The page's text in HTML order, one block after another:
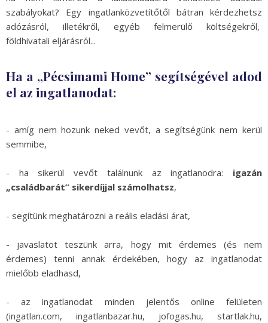
szabályokat? Egy ingatlanközvetítőtől bátran kérdezhetsz
adózásról, illetékről, egyéb felmerülő költségekről,
földhivatali eljárásról...
Ha a „Pécsimami Home” segítségével adod
el az ingatlanodat:
- amíg nem hozunk neked vevőt, a segítségünk nem kerül
semmibe,
- ha sikerül vevőt találnunk az ingatlanodra: igazán
„családbarát” sikerdíjjal számolhatsz,
- segítünk meghatározni a reális eladási árat,
- javaslatot teszünk arra, hogy mit érdemes (és nem
érdemes) tenni annak érdekében, hogy az ingatlanodat
mielőbb eladhasd,
- az ingatlanodat minden jelentős online felületen
(ingatlan.com, ingatlanbazar.hu, jofogas.hu, startlak.hu,